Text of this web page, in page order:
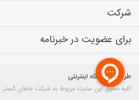
شرکت
برای عضویت در خبرنامه
طراحی فروشگاه اینترنتی
کلیه حقوق این سایت مربوط به شرکت ماهان گستر